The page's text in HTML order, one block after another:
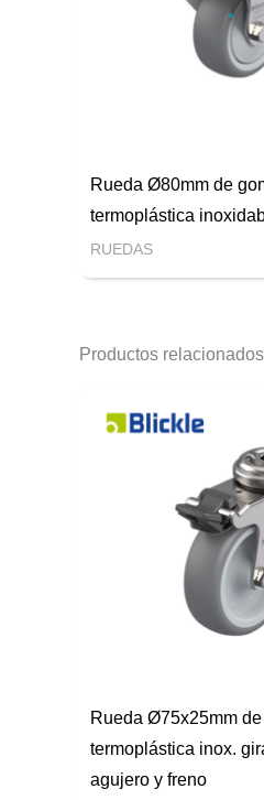
Rueda Ø80mm de
termoplástica
RUEDAS
Productos relacionados
Rueda Ø75x25mm
termoplástica inox.
agujero y freno